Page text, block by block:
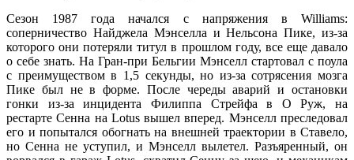
Сезон 1987 года начался с напряжения в Williams:
соперничество Найджела Мэнселла и Нельсона Пике, из-за
которого они потеряли титул в прошлом году, все еще давало
о себе знать. На Гран-при Бельгии Мэнселл стартовал с поула
с преимуществом в 1,5 секунды, но из-за сотрясения мозга
Пике был не в форме. После череды аварий и остановки
гонки из-за инцидента Филиппа Стрейфа в О Руж, на
рестарте Сенна на Lotus вышел вперед. Мэнселл преследовал
его и попытался обогнать на внешней траектории в Ставело,
но Сенна не уступил, и Мэнселл вылетел. Разъяренный, он